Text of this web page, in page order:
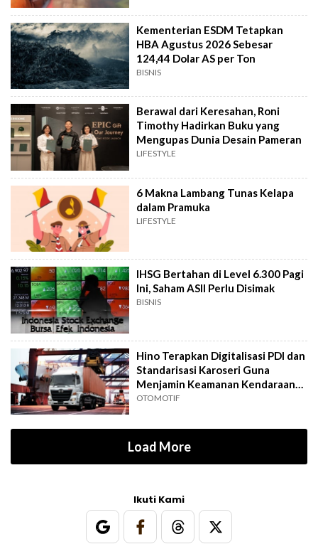
Kementerian ESDM Tetapkan
HBA Agustus 2026 Sebesar
124,44 Dolar AS per Ton
BISNIS
Berawal dari Keresahan, Roni
Timothy Hadirkan Buku yang
Mengupas Dunia Desain Pameran
LIFESTYLE
6 Makna Lambang Tunas Kelapa
dalam Pramuka
LIFESTYLE
IHSG Bertahan di Level 6.300 Pagi
Ini, Saham ASII Perlu Disimak
BISNIS
Hino Terapkan Digitalisasi PDI dan
Standarisasi Karoseri Guna
Menjamin Keamanan Kendaraan
Niaga
OTOMOTIF
Load More
Ikuti Kami